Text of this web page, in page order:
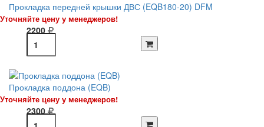
Прокладка передней крышки ДВС (EQB180-20) DFM
Уточняйте цену у менеджеров!
2200
Прокладка поддона (EQB)
Уточняйте цену у менеджеров!
2300